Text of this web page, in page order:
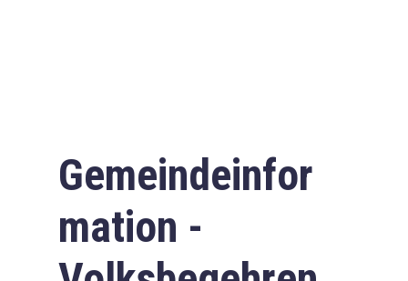
Gemeindeinfor
mation -